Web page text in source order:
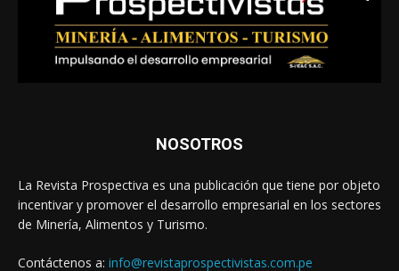
NOSOTROS
La Revista Prospectiva es una publicación que tiene por objeto
incentivar y promover el desarrollo empresarial en los sectores
de Minería, Alimentos y Turismo.
Contáctenos a: info@revistaprospectivistas.com.pe